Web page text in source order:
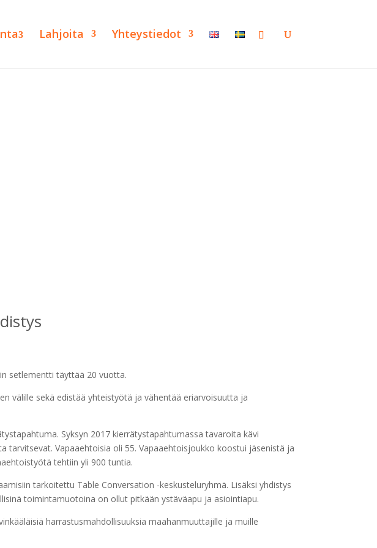
Lahjoita Yhteystiedot
setlementti täyttää 20 vuotta.
välille sekä edistää yhteistyötä ja vähentää eriarvoisuutta ja
Syksyn 2017 kierrätystapahtumassa tavaroita kävi
Vapaaehtoisia oli 55. Vapaaehtoisjoukko koostui jäsenistä ja
tehtiin yli 900 tuntia.
tarkoitettu Table Conversation -keskusteluryhmä. Lisäksi yhdistys
toimintamuotoina on ollut pitkään ystäväapu ja asiointiapu.
harrastusmahdollisuuksia maahanmuuttajille ja muille